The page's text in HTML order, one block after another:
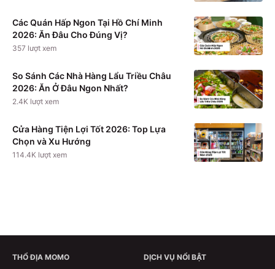
Các Quán Hấp Ngon Tại Hồ Chí Minh
2026: Ăn Đâu Cho Đúng Vị?
357 lượt xem
So Sánh Các Nhà Hàng Lẩu Triều Châu
2026: Ăn Ở Đâu Ngon Nhất?
2.4K lượt xem
Cửa Hàng Tiện Lợi Tốt 2026: Top Lựa
Chọn và Xu Hướng
114.4K lượt xem
Xem chi tiết
THỔ ĐỊA MOMO DỊCH VỤ NỔI BẬT